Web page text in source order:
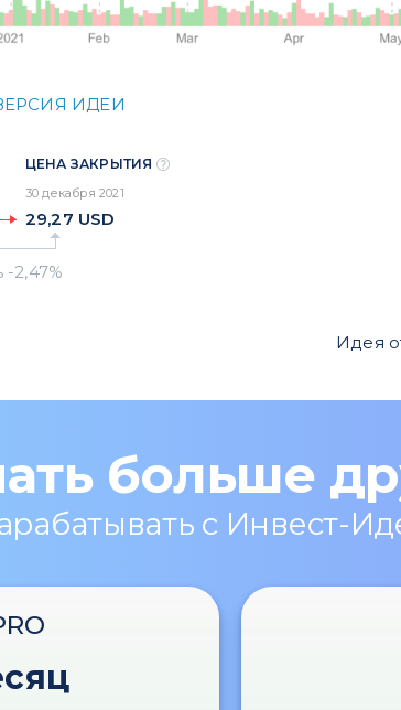
ИДЕИ
ЦЕНА ЗАКРЫТИЯ
30 декабря 2021
29,27 USD
Идея
больше
с Инвест-